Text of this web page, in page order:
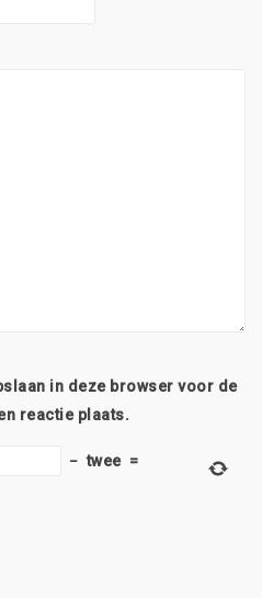
in deze browser voor de
reactie plaats.
− twee =